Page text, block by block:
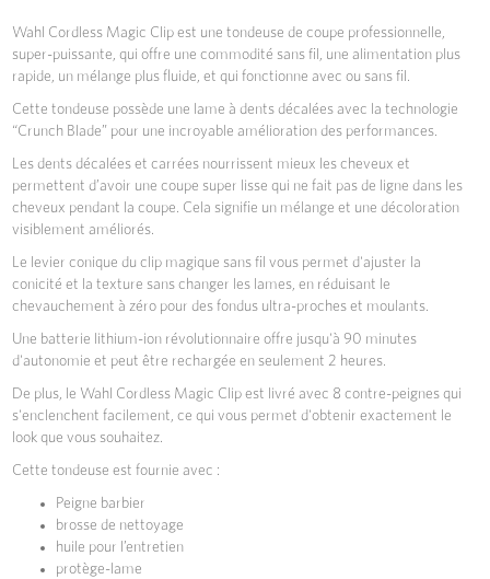
Wahl Cordless Magic Clip est une tondeuse de coupe professionnelle,
super-puissante, qui offre une commodité sans fil, une alimentation plus
rapide, un mélange plus fluide, et qui fonctionne avec ou sans fil.
Cette tondeuse possède une lame à dents décalées avec la technologie
“Crunch Blade” pour une incroyable amélioration des performances.
Les dents décalées et carrées nourrissent mieux les cheveux et
permettent d’avoir une coupe super lisse qui ne fait pas de ligne dans les
cheveux pendant la coupe. Cela signifie un mélange et une décoloration
visiblement améliorés.
Le levier conique du clip magique sans fil vous permet d'ajuster la
conicité et la texture sans changer les lames, en réduisant le
chevauchement à zéro pour des fondus ultra-proches et moulants.
Une batterie lithium-ion révolutionnaire offre jusqu'à 90 minutes
d'autonomie et peut être rechargée en seulement 2 heures.
De plus, le Wahl Cordless Magic Clip est livré avec 8 contre-peignes qui
s'enclenchent facilement, ce qui vous permet d'obtenir exactement le
look que vous souhaitez.
Cette tondeuse est fournie avec :
Peigne barbier
brosse de nettoyage
huile pour l’entretien
protège-lame